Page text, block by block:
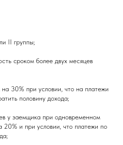
II группы;
сроком более двух месяцев
30% при условии, что на платежи
половину дохода;
у заемщика при одновременном
и при условии, что платежи по